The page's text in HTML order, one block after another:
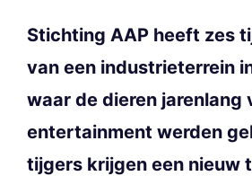
Stichting AAP heeft zes
van een industrieterrein
waar de dieren jarenlang
entertainment werden
tijgers krijgen een nieuw